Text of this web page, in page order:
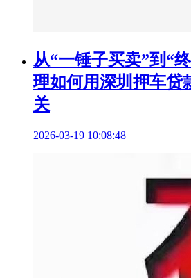
从“一锤子买卖”到“
理如何用深圳押车贷
关
2026-03-19 10:08:48